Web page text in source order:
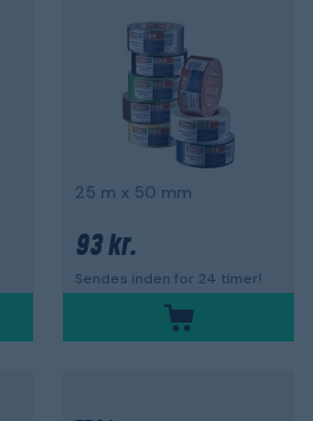
25 m x 50 mm
93 kr.
Sendes inden for 24 timer!